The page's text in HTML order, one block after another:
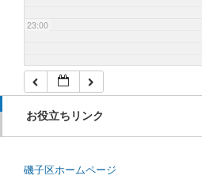
23:00
お役立ちリンク
磯子区ホームページ